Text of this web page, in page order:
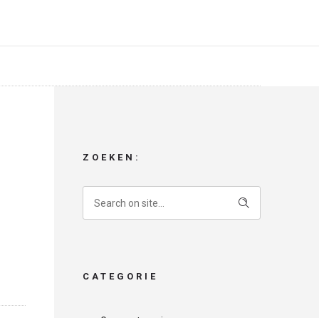
ZOEKEN:
CATEGORIE